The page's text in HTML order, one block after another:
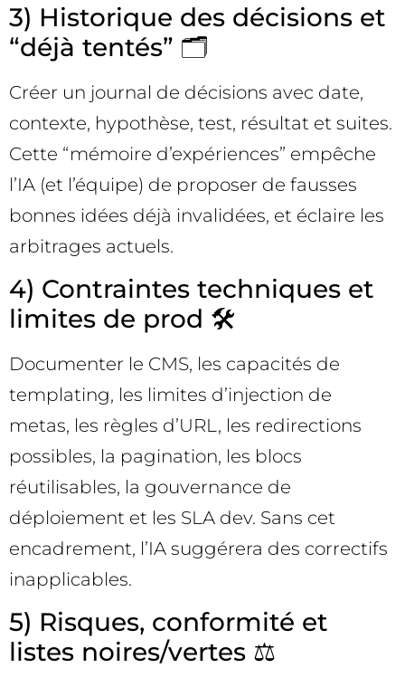
3) Historique des décisions et
“déjà tentés” 🗂️
Créer un journal de décisions avec date,
contexte, hypothèse, test, résultat et suites.
Cette “mémoire d’expériences” empêche
l’IA (et l’équipe) de proposer de fausses
bonnes idées déjà invalidées, et éclaire les
arbitrages actuels.
4) Contraintes techniques et
limites de prod 🛠️
Documenter le CMS, les capacités de
templating, les limites d’injection de
metas, les règles d’URL, les redirections
possibles, la pagination, les blocs
réutilisables, la gouvernance de
déploiement et les SLA dev. Sans cet
encadrement, l’IA suggérera des correctifs
inapplicables.
5) Risques, conformité et
listes noires/vertes ⚖️